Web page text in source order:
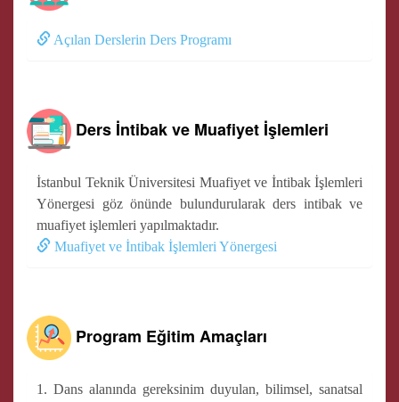
Açılan Derslerin Ders Programı
Ders İntibak ve Muafiyet İşlemleri
İstanbul Teknik Üniversitesi Muafiyet ve İntibak İşlemleri
Yönergesi göz önünde bulundurularak ders intibak ve
muafiyet işlemleri yapılmaktadır.
Muafiyet ve İntibak İşlemleri Yönergesi
Program Eğitim Amaçları
1. Dans alanında gereksinim duyulan, bilimsel, sanatsal